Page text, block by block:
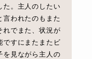
た。主人のしたい
言われたのもまた
れでまた、状況が
ですにまたまたビ
を見ながら主人の